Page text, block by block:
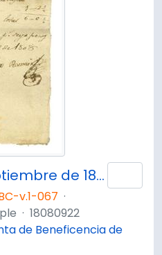
Acta del 22 de septiembre de 1808
v.1-067 ·
· 18080922
de Beneficencia de